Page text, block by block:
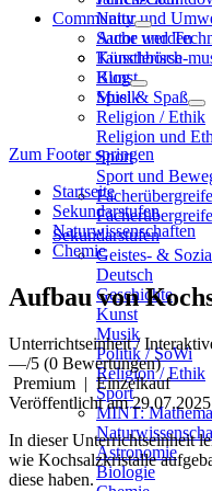
Natur und
Sache und
Künstlerisch-
Kunst
Musik
Religion / Ethik
Religion und
Sport
Sport und
Sekundarstufen
Geistes- &
Deutsch
Geschichte
Kunst
Musik
Politik / SoWi
Religion / Ethik
Sport
MINT:
Astronomie
Biologie
Community
Autor werden
Tauschbörse
Blog
Spiel & Spaß
Zum Footer springen
Startseite
Sekundarstufen
Naturwissenschaften
Chemie
Aufbau von
Unterrichtseinheit /
—/5 (0 Bewertungen)
Premium | Einzelkauf
Veröffentlicht am 29.07.2025
In dieser Unterrichtseinheit
wie Kochsalzkristalle
diese haben.